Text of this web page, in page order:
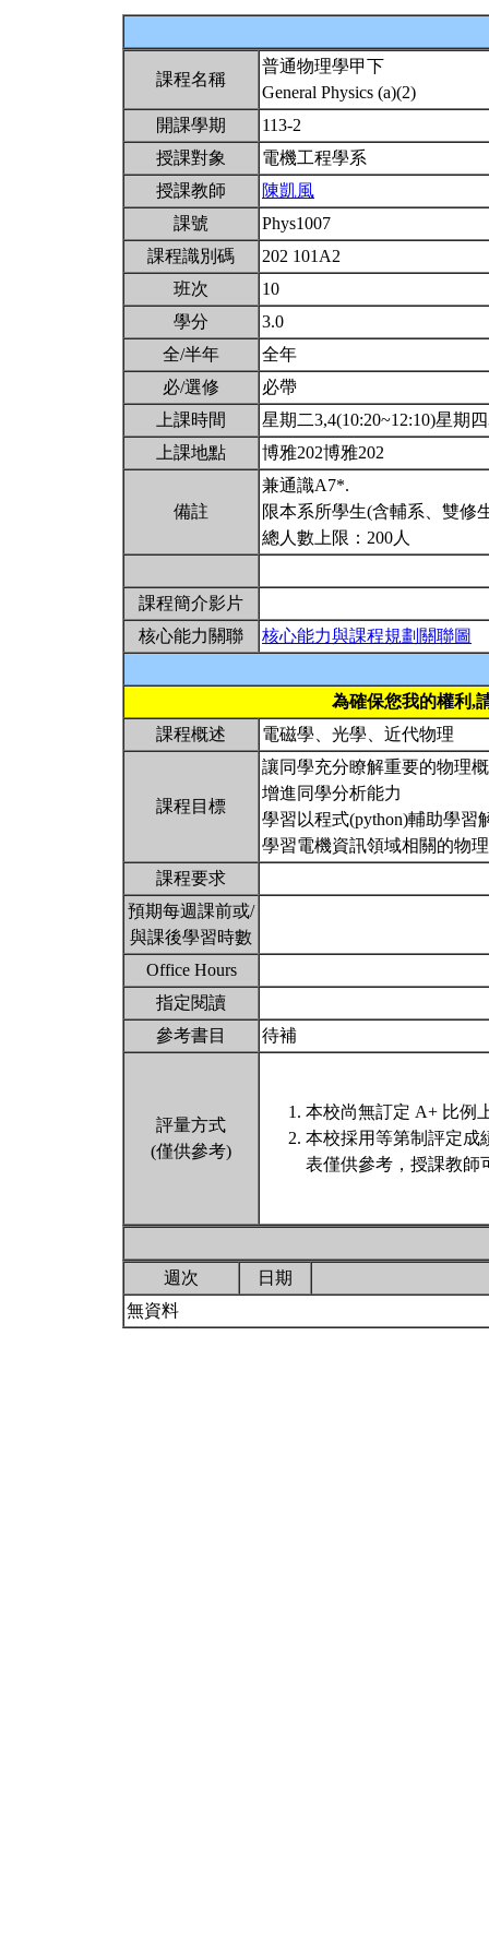
課程名稱
普通物理學甲下
General Physics (a)(2)
開課學期
113-2
授課對象
電機工程學系
授課教師
陳凱風
課號
Phys1007
課程識別碼
202 101A2
班次
10
學分
3.0
全/半年
全年
必/選修
必帶
上課時間
星期二3,4(10:20~12:10)星期
上課地點
博雅202博雅202
備註
兼通識A7*.
限本系所學生(含輔系、雙修
總人數上限：200人
課程簡介影片
核心能力關聯
核心能力與課程規劃關聯圖
為確保您我的權利,
課程概述
電磁學、光學、近代物理
課程目標
讓同學充分瞭解重要的物理
增進同學分析能力
學習以程式(python)輔助學習
學習電機資訊領域相關的物
課程要求
預期每週課前或/
與課後學習時數
Office Hours
指定閱讀
參考書目
待補
評量方式
(僅供參考)
本校尚無訂定 A+ 比例
本校採用等第制評定成
表僅供參考，授課教師
週次
日期
無資料